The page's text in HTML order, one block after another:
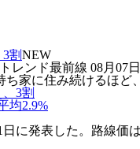
割NEW
レンド最前線 08月07日
家に住み続けるほど
均2.9%
に発表した。路線価